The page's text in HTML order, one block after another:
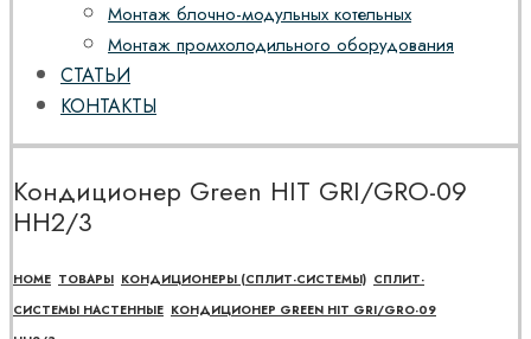
Монтаж блочно-модульных котельных
Монтаж промхолодильного оборудования
СТАТЬИ
КОНТАКТЫ
Кондиционер Green HIT GRI/GRO-09
HH2/3
HOME ТОВАРЫ КОНДИЦИОНЕРЫ (СПЛИТ-СИСТЕМЫ) СПЛИТ-
СИСТЕМЫ НАСТЕННЫЕ КОНДИЦИОНЕР GREEN HIT GRI/GRO-09